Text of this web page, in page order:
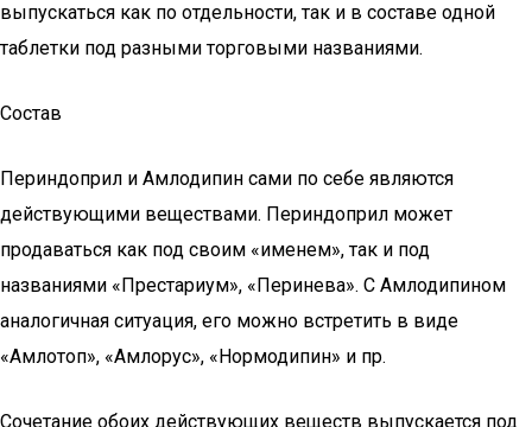
выпускаться как по отдельности, так и в составе одной
таблетки под разными торговыми названиями.
Состав
Периндоприл и Амлодипин сами по себе являются
действующими веществами. Периндоприл может
продаваться как под своим «именем», так и под
названиями «Престариум», «Перинева». С Амлодипином
аналогичная ситуация, его можно встретить в виде
«Амлотоп», «Амлорус», «Нормодипин» и пр.
Сочетание обоих действующих веществ выпускается под